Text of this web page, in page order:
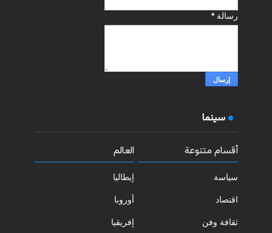
رسالة*
سينما
أقسام متنوعة
سياسة
اقتصاد
ثقافة وفن
العالم
إيطاليا
أوروبا
إفريقيا